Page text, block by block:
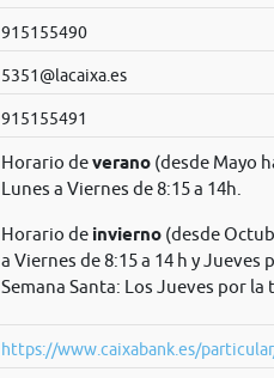
915155490
5351@lacaixa.es
915155491
Horario deverano(desde Mayo
Lunes a Viernes de 8:15 a 14h.
Horario de invierno(desde
a Viernes de 8:15 a 14 h y Jueves
Semana Santa: Los Jueves por la
https://www.caixabank.es/